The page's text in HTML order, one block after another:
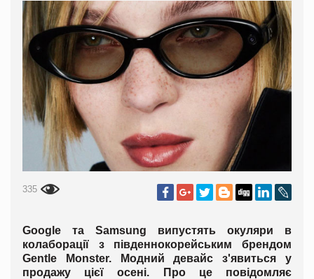
335
Google та Samsung випустять окуляри в
колаборації з південнокорейським брендом
Gentle Monster. Модний девайс з'явиться у
продажу цієї осені. Про це повідомляє